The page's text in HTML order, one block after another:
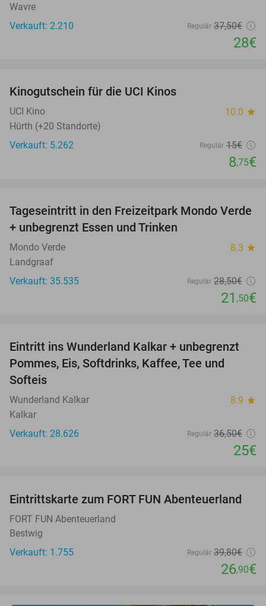
Wavre
Verkauft: 2.210
Regulär 37,50€
28€
Kinogutschein für die UCI Kinos
UCI Kino 10.0 star
Hürth (+20 Standorte)
Verkauft: 5.262
Regulär 15€
8,75€
25%
Tageseintritt in den Freizeitpark Mondo Verde
+ unbegrenzt Essen und Trinken
Mondo Verde 8.3 star
Landgraaf
Verkauft: 35.535
Regulär 28,50€
21 ,50€
32%
Eintritt ins Wunderland Kalkar + unbegrenzt
Pommes, Eis, Softdrinks, Kaffee, Tee und
Softeis
Wunderland Kalkar 8.9 star
Kalkar
Verkauft: 28.626
Regulär 36,50€
25€
32%
Eintrittskarte zum FORT FUN Abenteuerland
FORT FUN Abenteuerland
Bestwig
Verkauft: 1.755
Regulär 39,80€
26,90€